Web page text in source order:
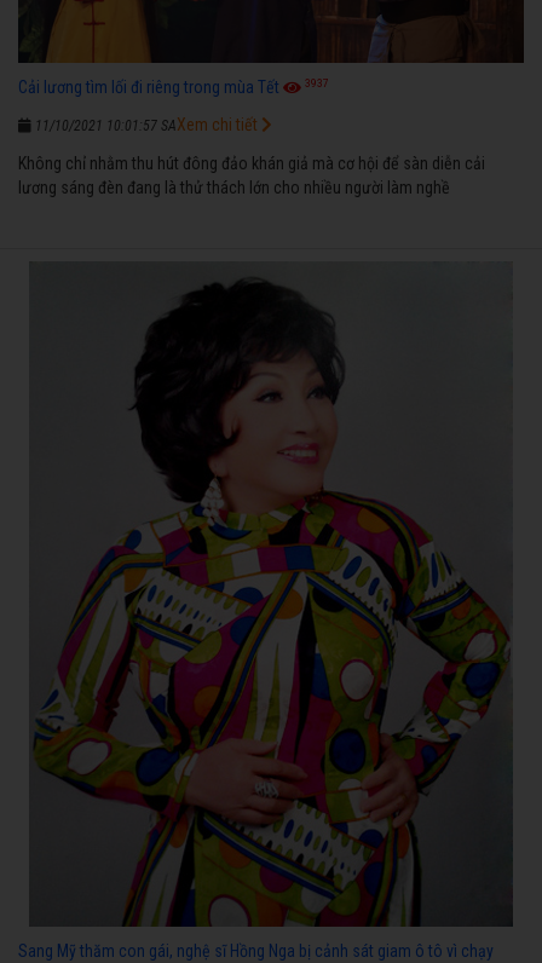
Cải lương tìm lối đi riêng trong mùa Tết 3937
11/10/2021 10:01:57 SA
Không chỉ nhằm thu hút đông đảo khán giả mà cơ hội để sàn diễn cải
lương sáng đèn đang là thử thách lớn cho nhiều người làm nghề
Xem chi tiết
Sang Mỹ thăm con gái, nghệ sĩ Hồng Nga bị cảnh sát giam ô tô vì chạy